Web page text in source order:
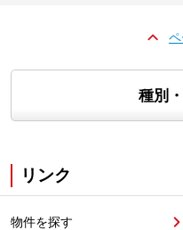
種別
リンク
物件を探す